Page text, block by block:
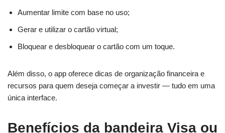
Aumentar limite com base no uso;
Gerar e utilizar o cartão virtual;
Bloquear e desbloquear o cartão com um toque.
Além disso, o app oferece dicas de organização financeira e
recursos para quem deseja começar a investir — tudo em uma
única interface.
Benefícios da bandeira Visa ou